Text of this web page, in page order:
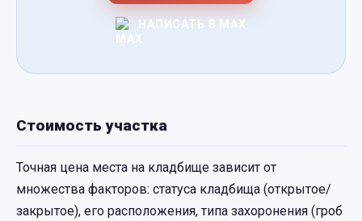
НАПИСАТЬ В MAX
Стоимость участка
Точная цена места на кладбище зависит от
множества факторов: статуса кладбища (открытое/
закрытое), его расположения, типа захоронения (гроб